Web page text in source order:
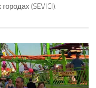
(SEVICI).